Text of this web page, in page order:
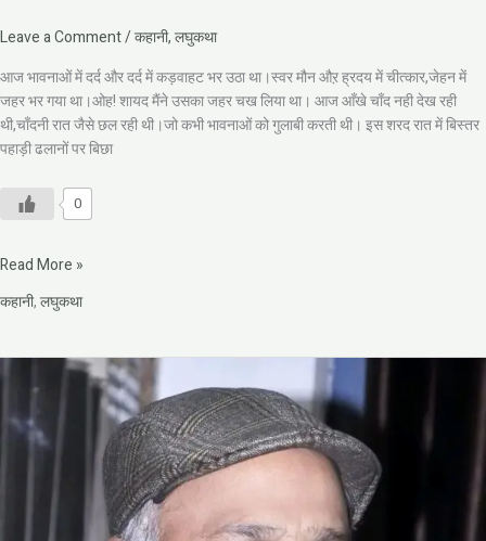
Leave a Comment/कहानी,लघुकथा
आज भावनाओं में दर्द और दर्द में कड़वाहट भर उठा था।स्वर मौन औऱ ह्रदय में चीत्कार,जेहन में
जहर भर गया था।ओह! शायद मैंने उसका जहर चख लिया था। आज आँखे चाँद नही देख रही
थी,चाँदनी रात जैसे छल रही थी।जो कभी भावनाओं को गुलाबी करती थी। इस शरद रात में बिस्तर
पहाड़ी ढलानों पर बिछा
0
Read More »
कहानी,लघुकथा
की
अनोखी